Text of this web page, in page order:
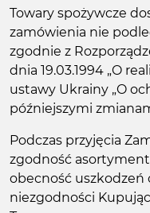
Towary spożywcze
zamówienia nie
zgodnie z
dnia 19.03.1994 „O
ustawy Ukrainy „O
późniejszymi
Podczas przyjęcia
zgodność
obecność uszkodzeń
niezgodności